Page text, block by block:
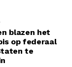
blazen het
op federaal
te